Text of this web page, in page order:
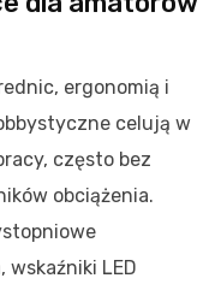
ergonomią i
celują w
często bez
obciążenia.
wskaźniki LED